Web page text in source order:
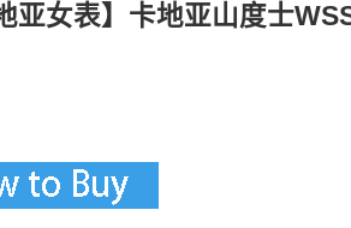
亚女表】卡地亚山度士